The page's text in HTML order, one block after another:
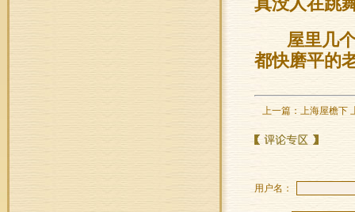
真没人在跳
屋里几
都快磨平的
上一篇： 上海屋檐下
用户名：